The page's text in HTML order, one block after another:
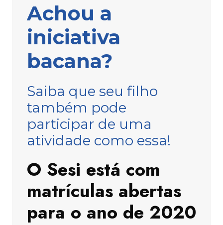
Achou a
iniciativa
bacana?
Saiba que seu filho
também pode
participar de uma
atividade como essa!
O Sesi está com
matrículas abertas
para o ano de 2020